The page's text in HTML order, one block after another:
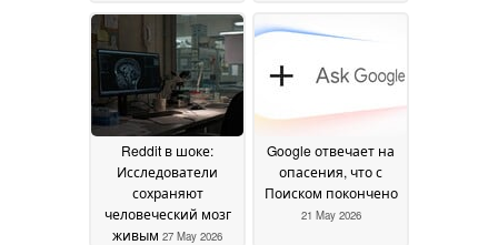
May 2026
с помощью
тренировок29 May 2026
Reddit в шоке:
Исследователи
сохраняют
человеческий мозг
живым 27 May 2026
Google отвечает на
опасения, что с
Поиском покончено
21 May 2026